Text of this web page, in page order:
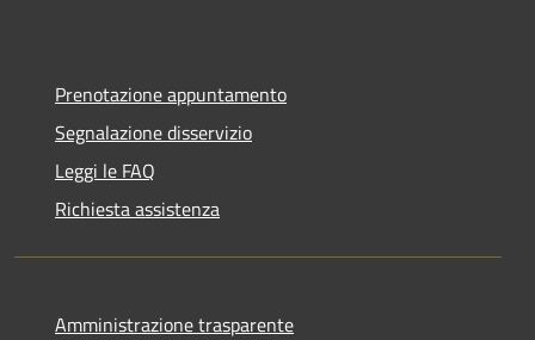
Prenotazione appuntamento
Segnalazione disservizio
Leggi le FAQ
Richiesta assistenza
Amministrazione trasparente